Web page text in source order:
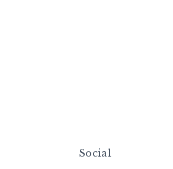
Social